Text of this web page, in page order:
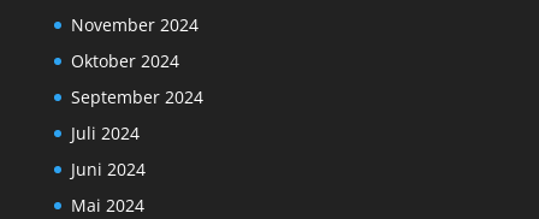
November 2024
Oktober 2024
September 2024
Juli 2024
Juni 2024
Mai 2024